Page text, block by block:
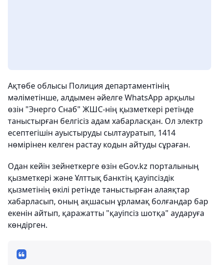
Ақтөбе облысы Полиция департаментінің
мәліметінше, алдымен әйелге WhatsApp арқылы
өзін "Энерго Снаб" ЖШС-нің қызметкері ретінде
таныстырған белгісіз адам хабарласқан. Ол электр
есептегішін ауыстыруды сылтауратып, 1414
нөмірінен келген растау кодын айтуды сұраған.
Одан кейін зейнеткерге өзін eGov.kz порталының
қызметкері және Ұлттық банктің қауіпсіздік
қызметінің өкілі ретінде таныстырған алаяқтар
хабарласып, оның ақшасын ұрламақ болғандар бар
екенін айтып, қаражатты "қауіпсіз шотқа" аударуға
көндірген.